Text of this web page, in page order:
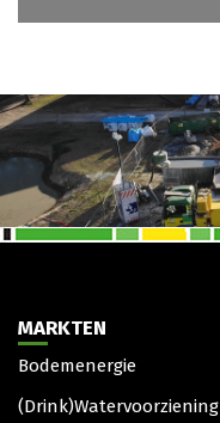
MARKTEN
Bodemenergie
(Drink)Watervoorziening